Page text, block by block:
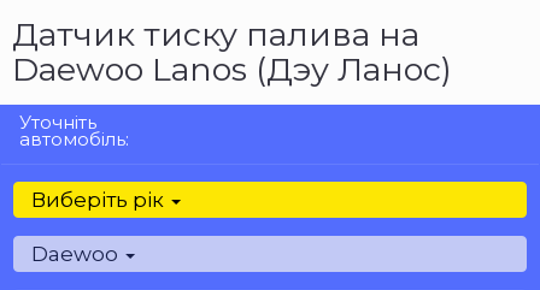
Датчик тиску палива на
Daewoo Lanos (Дэу Ланос)
Уточніть
автомобіль:
Виберіть рік
Daewoo